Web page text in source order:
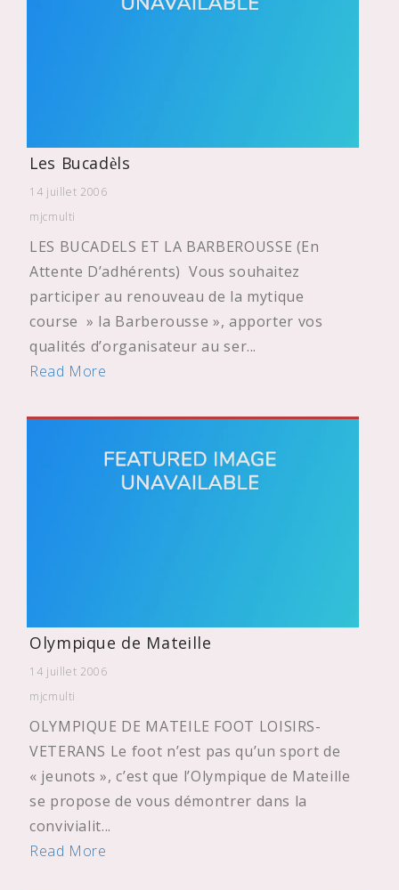
Les Bucadèls
14 juillet 2006
mjcmulti
LES BUCADELS ET LA BARBEROUSSE (En
Attente D’adhérents) Vous souhaitez
participer au renouveau de la mytique
course » la Barberousse », apporter vos
qualités d’organisateur au ser...
Read More
Olympique de Mateille
14 juillet 2006
mjcmulti
OLYMPIQUE DE MATEILE FOOT LOISIRS-
VETERANS Le foot n’est pas qu’un sport de
« jeunots », c’est que l’Olympique de Mateille
se propose de vous démontrer dans la
convivialit...
Read More